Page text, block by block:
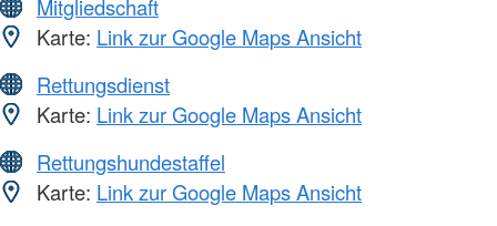
Mitgliedschaft
Karte: Link zur Google Maps Ansicht
Rettungsdienst
Karte: Link zur Google Maps Ansicht
Rettungshundestaffel
Karte: Link zur Google Maps Ansicht